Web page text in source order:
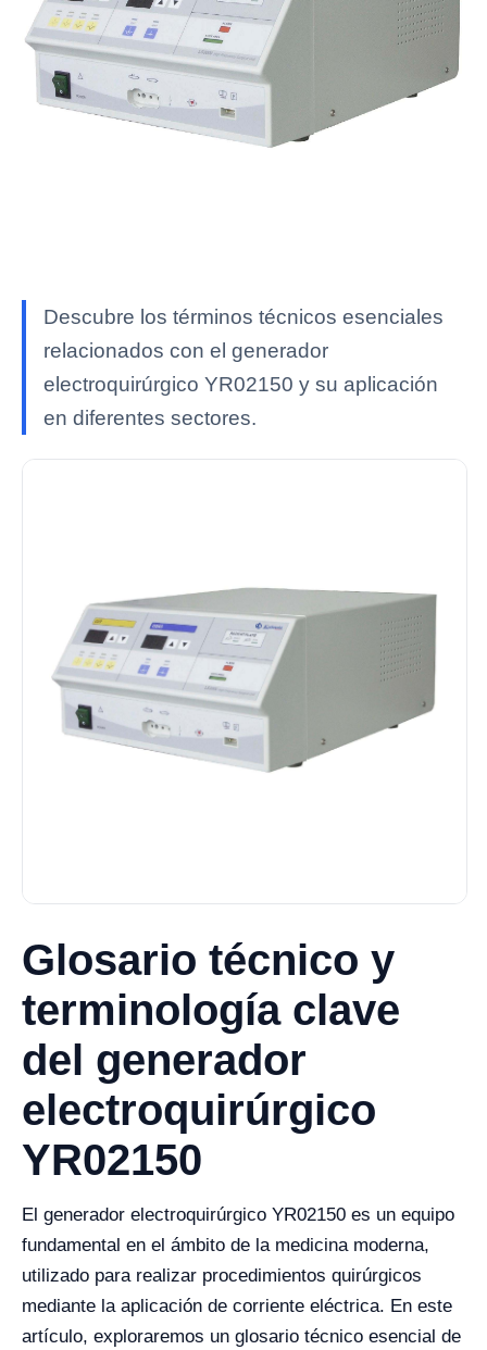
Descubre los términos técnicos esenciales
relacionados con el generador
electroquirúrgico YR02150 y su aplicación
en diferentes sectores.
Glosario técnico y
terminología clave
del generador
electroquirúrgico
YR02150
El generador electroquirúrgico YR02150 es un equipo
fundamental en el ámbito de la medicina moderna,
utilizado para realizar procedimientos quirúrgicos
mediante la aplicación de corriente eléctrica. En este
artículo, exploraremos un glosario técnico esencial de